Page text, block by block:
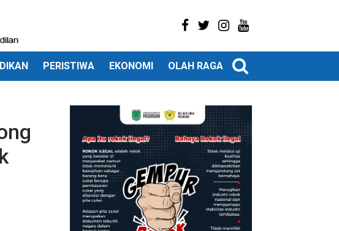
PERISTIWA EKONOMI OLAH RAGA